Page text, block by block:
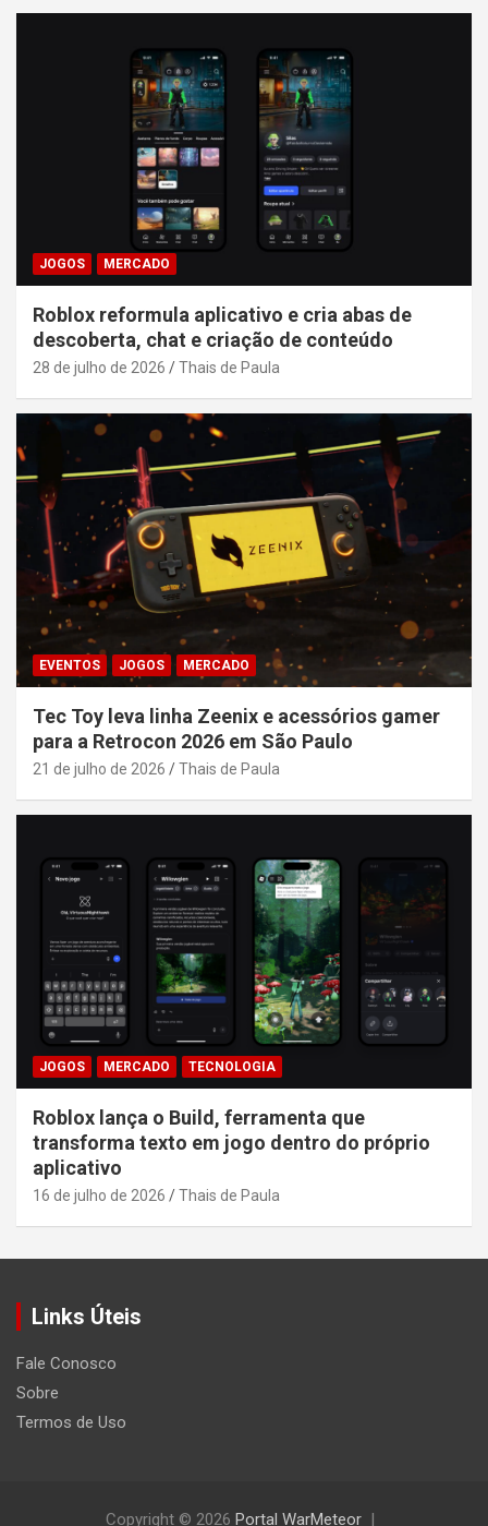
JOGOS MERCADO
Roblox reformula aplicativo e cria abas de
descoberta, chat e criação de conteúdo
28 de julho de 2026 Thais de Paula
EVENTOS JOGOS MERCADO
Tec Toy leva linha Zeenix e acessórios gamer
para a Retrocon 2026 em São Paulo
21 de julho de 2026 Thais de Paula
JOGOS MERCADO TECNOLOGIA
Roblox lança o Build, ferramenta que
transforma texto em jogo dentro do próprio
aplicativo
16 de julho de 2026 Thais de Paula
Links Úteis
Fale Conosco
Sobre
Termos de Uso
Copyright © 2026 Portal WarMeteor